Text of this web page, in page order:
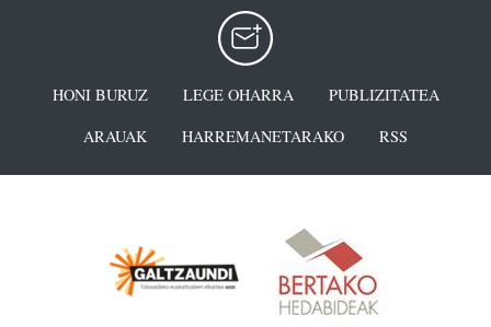
HONI BURUZ LEGE OHARRA
PUBLIZITATEA
ARAUAK
HARREMANETARAKO RSS